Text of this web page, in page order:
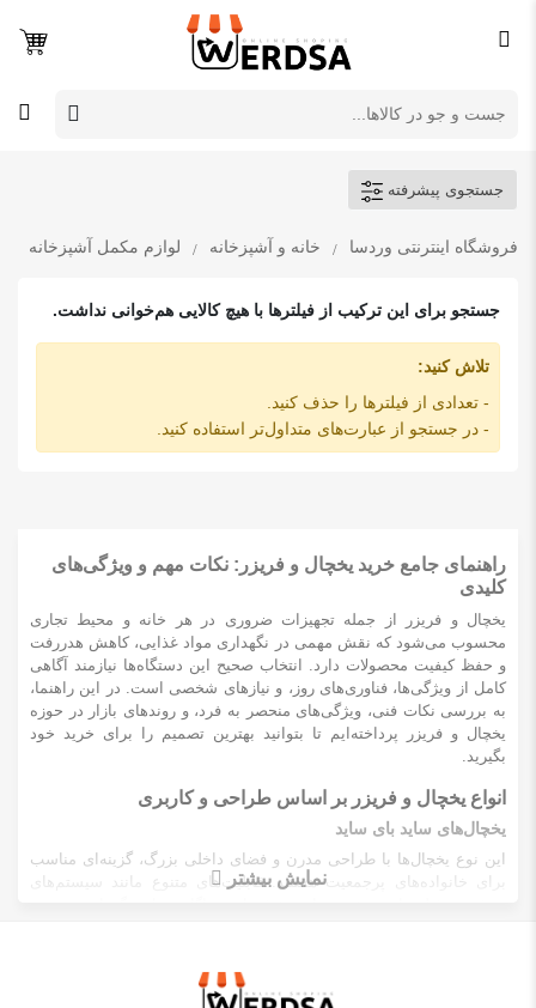
جستجوی پیشرفته
فروشگاه اینترنتی وردسا خانه و آشپزخانه لوازم مکمل آشپزخانه
جستجو برای این ترکیب از فیلترها با هیچ کالایی هم‌خوانی نداشت.
تلاش کنید:
- تعدادی از فیلترها را حذف کنید.
- در جستجو از عبارت‌های متداول‌تر استفاده کنید.
راهنمای جامع خرید یخچال و فریزر: نکات مهم و ویژگی‌های
کلیدی
یخچال و فریزر از جمله تجهیزات ضروری در هر خانه و محیط تجاری
محسوب می‌شود که نقش مهمی در نگهداری مواد غذایی، کاهش هدررفت
و حفظ کیفیت محصولات دارد. انتخاب صحیح این دستگاه‌ها نیازمند آگاهی
کامل از ویژگی‌ها، فناوری‌های روز، و نیازهای شخصی است. در این راهنما،
به بررسی نکات فنی، ویژگی‌های منحصر به فرد، و روندهای بازار در حوزه
یخچال و فریزر پرداخته‌ایم تا بتوانید بهترین تصمیم را برای خرید خود
بگیرید.
انواع یخچال و فریزر بر اساس طراحی و کاربری
یخچال‌های ساید بای ساید
این نوع یخچال‌ها با طراحی مدرن و فضای داخلی بزرگ، گزینه‌ای مناسب
برای خانواده‌های پرجمعیت هستند. قابلیت‌های متنوع مانند سیستم‌های
با طراحی لوکس و دسترسی آسان به مواد غذایی، این نوع یخچال‌ها برای
نمایش بیشتر